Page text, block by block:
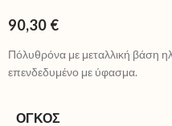
90,30 €
Πόλυθρόνα με μεταλλική βάση
επενδεδυμένο με ύφασμα.
ΌΓΚΟΣ